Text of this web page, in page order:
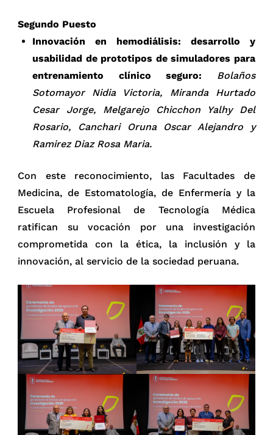
Segundo Puesto
Innovación en hemodiálisis: desarrollo y
usabilidad de prototipos de simuladores para
entrenamiento clínico seguro: Bolaños
Sotomayor Nidia Victoria, Miranda Hurtado
Cesar Jorge, Melgarejo Chicchon Yalhy Del
Rosario, Canchari Oruna Oscar Alejandro y
Ramirez Diaz Rosa Maria.
Con este reconocimiento, las Facultades de
Medicina, de Estomatología, de Enfermería y la
Escuela Profesional de Tecnología Médica
ratifican su vocación por una investigación
comprometida con la ética, la inclusión y la
innovación, al servicio de la sociedad peruana.